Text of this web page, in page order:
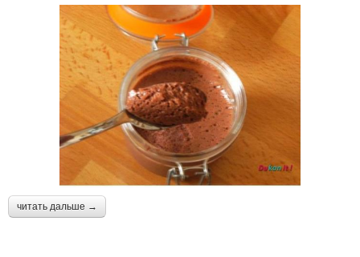
читать дальше →